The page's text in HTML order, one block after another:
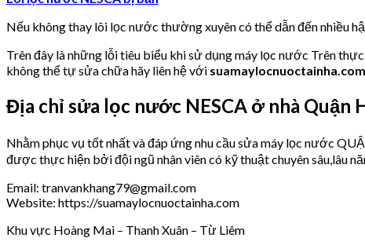
Nếu không thay lõi lọc nước thường xuyên có thể dẫn đến nhiều
Trên đây là những lỗi tiêu biểu khi sử dụng máy lọc nước Trên
không thể tự sửa chữa hãy liên hệ với suamaylocnuoctainha.com
Địa chỉ sửa lọc nước NESCA ở nhà Quận
Nhằm phục vụ tốt nhất và đáp ứng nhu cầu sửa máy lọc nước
được thực hiện bởi đội ngũ nhân viên có kỹ thuật chuyên sâu,lâu
Email: tranvankhang79@gmail.com
Website: https://suamaylocnuoctainha.com
Khu vực Hoàng Mai – Thanh Xuân – Từ Liêm